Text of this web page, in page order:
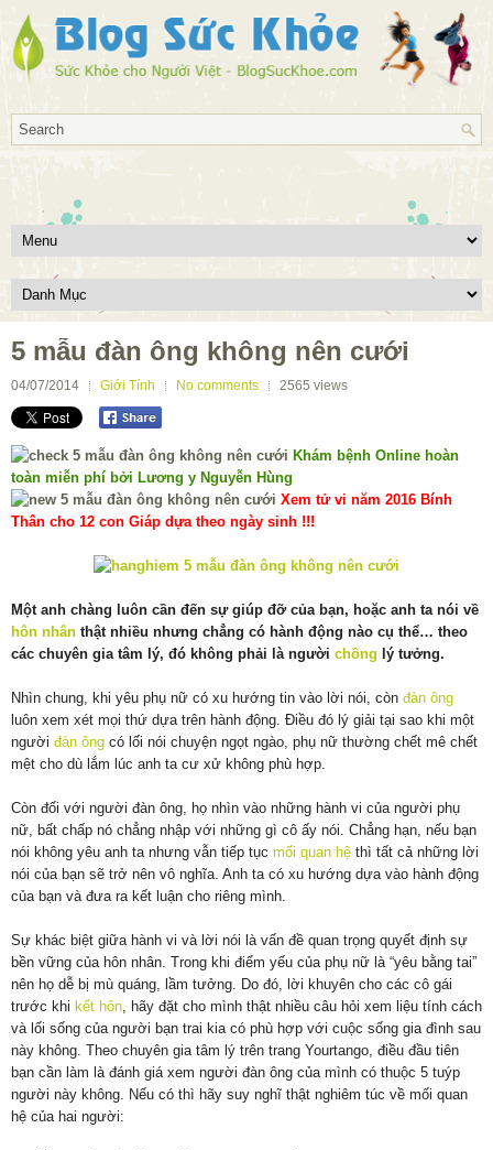
5 mẫu đàn ông không nên cưới
04/07/2014 Giới Tính No comments 2565 views
Khám bệnh Online hoàn
toàn miễn phí bởi Lương y Nguyễn Hùng
Xem tử vi năm 2016 Bính
Thân cho 12 con Giáp dựa theo ngày sinh !!!
Một anh chàng luôn cần đến sự giúp đỡ của bạn, hoặc anh ta nói về
hôn nhân thật nhiều nhưng chẳng có hành động nào cụ thể… theo
các chuyên gia tâm lý, đó không phải là người chồng lý tưởng.
Nhìn chung, khi yêu phụ nữ có xu hướng tin vào lời nói, còn đàn ông
luôn xem xét mọi thứ dựa trên hành động. Điều đó lý giải tại sao khi một
người đàn ông có lối nói chuyện ngọt ngào, phụ nữ thường chết mê chết
mệt cho dù lắm lúc anh ta cư xử không phù hợp.
Còn đối với người đàn ông, họ nhìn vào những hành vi của người phụ
nữ, bất chấp nó chẳng nhập với những gì cô ấy nói. Chẳng hạn, nếu bạn
nói không yêu anh ta nhưng vẫn tiếp tục mối quan hệ thì tất cả những lời
nói của bạn sẽ trở nên vô nghĩa. Anh ta có xu hướng dựa vào hành động
của bạn và đưa ra kết luận cho riêng mình.
Sự khác biệt giữa hành vi và lời nói là vấn đề quan trọng quyết định sự
bền vững của hôn nhân. Trong khi điểm yếu của phụ nữ là “yêu bằng tai”
nên họ dễ bị mù quáng, lầm tưởng. Do đó, lời khuyên cho các cô gái
trước khi kết hôn, hãy đặt cho mình thật nhiều câu hỏi xem liệu tính cách
và lối sống của người bạn trai kia có phù hợp với cuộc sống gia đình sau
này không. Theo chuyên gia tâm lý trên trang Yourtango, điều đầu tiên
bạn cần làm là đánh giá xem người đàn ông của mình có thuộc 5 tuýp
người này không. Nếu có thì hãy suy nghĩ thật nghiêm túc về mối quan
hệ của hai người: